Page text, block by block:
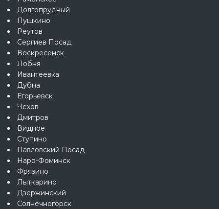
Долгопрудный
Пушкино
Реутов
Сергиев Посад
Воскресенск
Лобня
Ивантеевка
Дубна
Егорьевск
Чехов
Дмитров
Видное
Ступино
Павловский Посад
Наро-Фоминск
Фрязино
Лыткарино
Дзержинский
Солнечногорск